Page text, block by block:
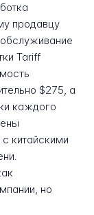
продавцу
Tariff
$275, а
каждого
китайскими
но